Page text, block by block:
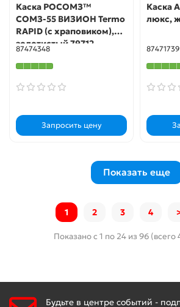
Каска РОСОМЗ™
СОМЗ-55 ВИЗИОН Termo
RAPID (с храповиком),
золотистый 79712
87474348
Запросить цену
Каска
люкс,
87471739
Показать еще
1 2 3 4
Показано с 1 по 24 из 96 (всего
Будьте в центре событий -